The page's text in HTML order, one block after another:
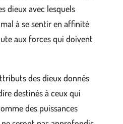
dieux avec lesquels
à se sentir en affinité
aux forces qui doivent
des dieux donnés
destinés à ceux qui
des puissances